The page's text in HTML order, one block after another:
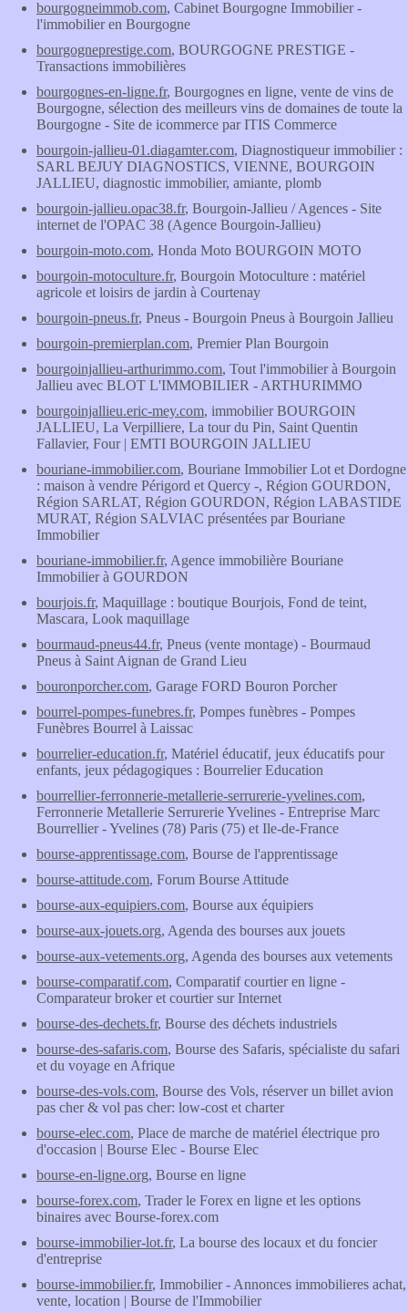
bourgogneimmob.com, Cabinet Bourgogne Immobilier -
l'immobilier en Bourgogne
bourgogneprestige.com, BOURGOGNE PRESTIGE -
Transactions immobilières
bourgognes-en-ligne.fr, Bourgognes en ligne, vente de vins de
Bourgogne, sélection des meilleurs vins de domaines de toute la
Bourgogne - Site de icommerce par ITIS Commerce
bourgoin-jallieu-01.diagamter.com, Diagnostiqueur immobilier :
SARL BEJUY DIAGNOSTICS, VIENNE, BOURGOIN
JALLIEU, diagnostic immobilier, amiante, plomb
bourgoin-jallieu.opac38.fr, Bourgoin-Jallieu / Agences - Site
internet de l'OPAC 38 (Agence Bourgoin-Jallieu)
bourgoin-moto.com, Honda Moto BOURGOIN MOTO
bourgoin-motoculture.fr, Bourgoin Motoculture : matériel
agricole et loisirs de jardin à Courtenay
bourgoin-pneus.fr, Pneus - Bourgoin Pneus à Bourgoin Jallieu
bourgoin-premierplan.com, Premier Plan Bourgoin
bourgoinjallieu-arthurimmo.com, Tout l'immobilier à Bourgoin
Jallieu avec BLOT L'IMMOBILIER - ARTHURIMMO
bourgoinjallieu.eric-mey.com, immobilier BOURGOIN
JALLIEU, La Verpilliere, La tour du Pin, Saint Quentin
Fallavier, Four | EMTI BOURGOIN JALLIEU
bouriane-immobilier.com, Bouriane Immobilier Lot et Dordogne
: maison à vendre Périgord et Quercy -, Région GOURDON,
Région SARLAT, Région GOURDON, Région LABASTIDE
MURAT, Région SALVIAC présentées par Bouriane
Immobilier
bouriane-immobilier.fr, Agence immobilière Bouriane
Immobilier à GOURDON
bourjois.fr, Maquillage : boutique Bourjois, Fond de teint,
Mascara, Look maquillage
bourmaud-pneus44.fr, Pneus (vente montage) - Bourmaud
Pneus à Saint Aignan de Grand Lieu
bouronporcher.com, Garage FORD Bouron Porcher
bourrel-pompes-funebres.fr, Pompes funèbres - Pompes
Funèbres Bourrel à Laissac
bourrelier-education.fr, Matériel éducatif, jeux éducatifs pour
enfants, jeux pédagogiques : Bourrelier Education
bourrellier-ferronnerie-metallerie-serrurerie-yvelines.com,
Ferronnerie Metallerie Serrurerie Yvelines - Entreprise Marc
Bourrellier - Yvelines (78) Paris (75) et Ile-de-France
bourse-apprentissage.com, Bourse de l'apprentissage
bourse-attitude.com, Forum Bourse Attitude
bourse-aux-equipiers.com, Bourse aux équipiers
bourse-aux-jouets.org, Agenda des bourses aux jouets
bourse-aux-vetements.org, Agenda des bourses aux vetements
bourse-comparatif.com, Comparatif courtier en ligne -
Comparateur broker et courtier sur Internet
bourse-des-dechets.fr, Bourse des déchets industriels
bourse-des-safaris.com, Bourse des Safaris, spécialiste du safari
et du voyage en Afrique
bourse-des-vols.com, Bourse des Vols, réserver un billet avion
pas cher & vol pas cher: low-cost et charter
bourse-elec.com, Place de marche de matériel électrique pro
d'occasion | Bourse Elec - Bourse Elec
bourse-en-ligne.org, Bourse en ligne
bourse-forex.com, Trader le Forex en ligne et les options
binaires avec Bourse-forex.com
bourse-immobilier-lot.fr, La bourse des locaux et du foncier
d'entreprise
bourse-immobilier.fr, Immobilier - Annonces immobilieres achat,
vente, location | Bourse de l'Immobilier